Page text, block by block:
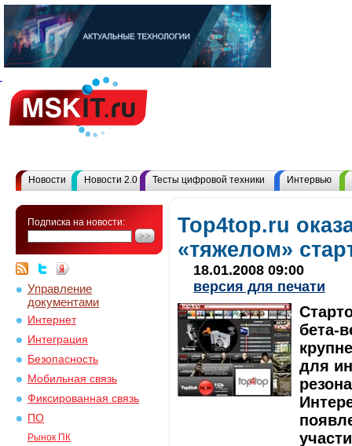
Новости Новости 2.0 Тесты цифровой техники Интервью
Подписка на новости:
Управление
документами
Интернет
Интеграция
Безопасность
Мобильная связь
Фиксированная связь
ПО
Рынок ПК
Top4top.ru
«тяжелом»
18.01.2008 09:00
версия для печати
бета-
для